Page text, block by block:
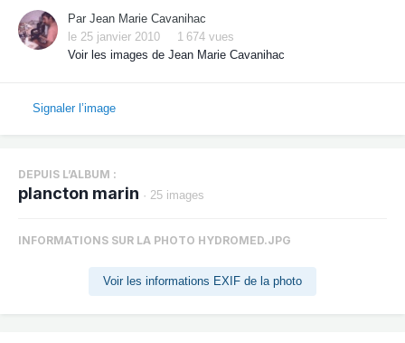
Par Jean Marie Cavanihac
le 25 janvier 2010
1 674 vues
Voir les images de Jean Marie Cavanihac
Signaler l’image
DEPUIS L’ALBUM :
plancton marin · 25 images
INFORMATIONS SUR LA PHOTO HYDROMED.JPG
Voir les informations EXIF de la photo